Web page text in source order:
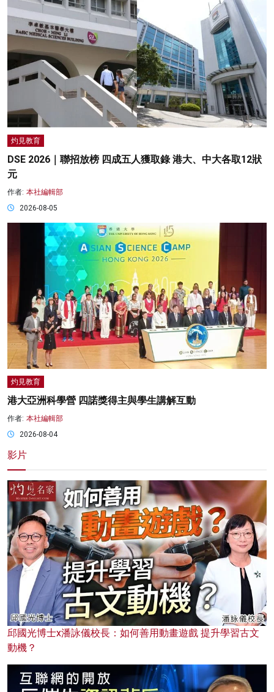
灼見教育
DSE 2026｜聯招放榜 四成五人獲取錄 港大、中大各取12狀
元
作者: 本社編輯部
2026-08-05
灼見教育
港大亞洲科學營 四諾獎得主與學生講解互動
作者: 本社編輯部
2026-08-04
影片
邱國光博士x潘詠儀校長：如何善用動畫遊戲 提升學習古文
動機？